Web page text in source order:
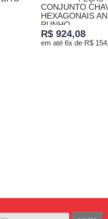
CONJUNTO
HEXAGONAIS
PUNHO...
R$ 924,08
em até 6x de R$